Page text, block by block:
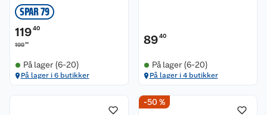
SPAR 79
11940
19900
På lager (6-20)
På lager i 6 butikker
8940
På lager (6-20)
På lager i 4 butikker
-50 %